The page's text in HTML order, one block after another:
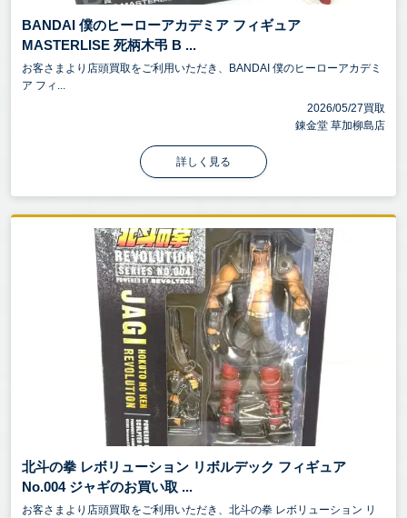
BANDAI 僕のヒーローアカデミア フィギュア
MASTERLISE 死柄木弔 B ...
お客さまより店頭買取をご利用いただき、BANDAI 僕のヒーローアカデミ
ア フィ...
2026/05/27買取
錬金堂 草加柳島店
詳しく見る
北斗の拳 レボリューション リボルデック フィギュア
No.004 ジャギのお買い取 ...
お客さまより店頭買取をご利用いただき、北斗の拳 レボリューション リ